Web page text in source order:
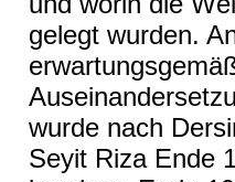
gelegt wurden.
wurde nach
Seyit Riza Ende